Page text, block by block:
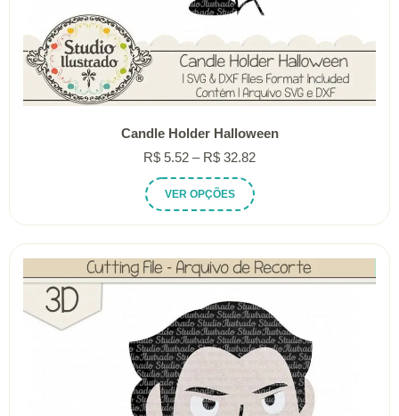
Candle Holder Halloween
R$ 5.52 – R$ 32.82Faixa
através
R$ 32.82
VER OPÇÕES
produto
tem
várias
variantes.
As
opções
podem
ser
escolhidas
página